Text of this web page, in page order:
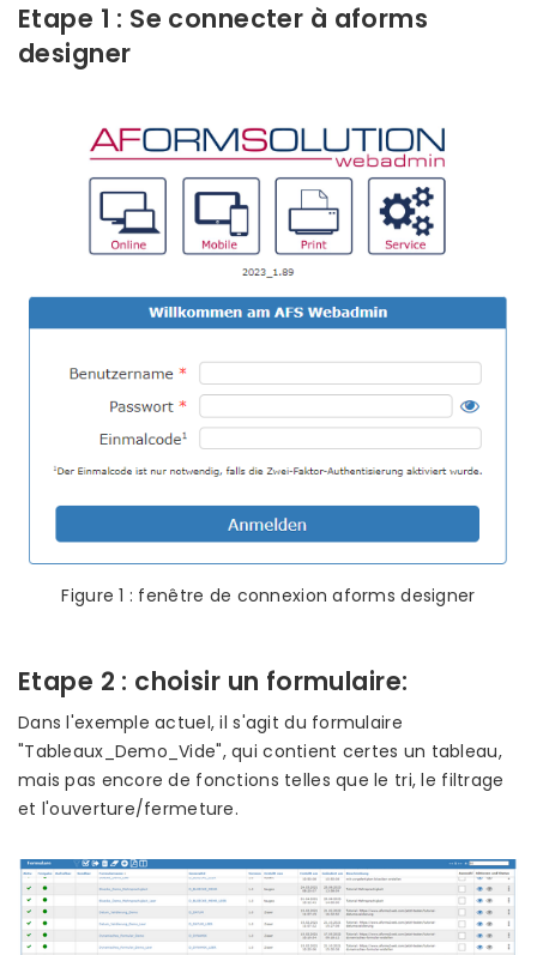
Etape 1 : Se connecter à aforms
designer
Figure 1 : fenêtre de connexion aforms designer
Etape 2 : choisir un formulaire:
Dans l'exemple actuel, il s'agit du formulaire
"Tableaux_Demo_Vide", qui contient certes un tableau,
mais pas encore de fonctions telles que le tri, le filtrage
et l'ouverture/fermeture.